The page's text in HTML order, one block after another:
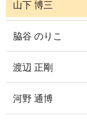
山下 博三
脇谷 のりこ
渡辺 正剛
河野 通博